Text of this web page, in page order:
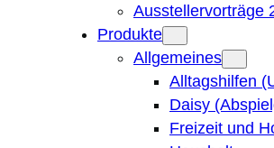
Ausstellervorträge
Produkte
Allgemeines
Alltagshilfen
Daisy
Freizeit und